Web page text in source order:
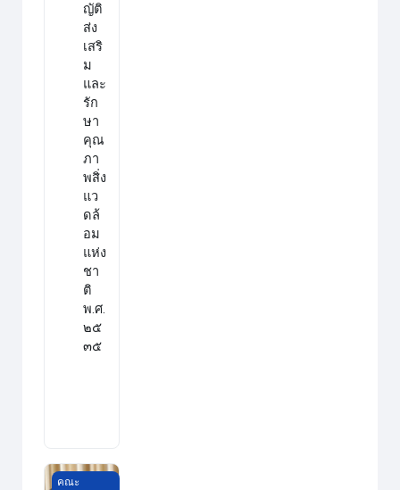
ญัติ
ส่ง
เสริ
ม
และ
รัก
ษา
คุณ
ภา
พสิ่ง
แว
ดล้
อม
แห่ง
ชา
ติ
พ.ศ.
๒๕
๓๕
รัฐศาสตร์ตามแนวพุทธศาสนา
คณะ